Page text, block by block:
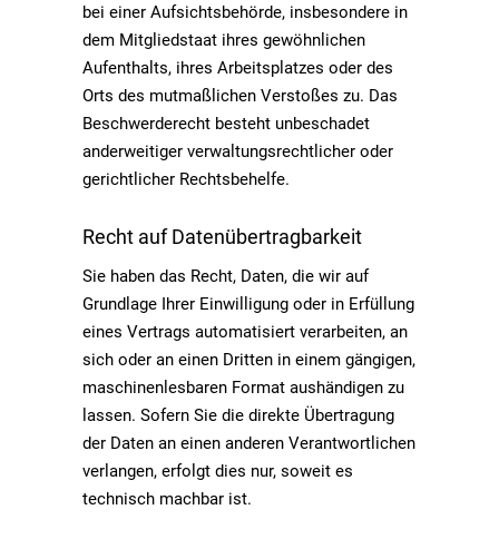
bei einer Aufsichtsbehörde, insbesondere in
dem Mitgliedstaat ihres gewöhnlichen
Aufenthalts, ihres Arbeitsplatzes oder des
Orts des mutmaßlichen Verstoßes zu. Das
Beschwerderecht besteht unbeschadet
anderweitiger verwaltungsrechtlicher oder
gerichtlicher Rechtsbehelfe.
Recht auf Daten­übertrag­barkeit
Sie haben das Recht, Daten, die wir auf
Grundlage Ihrer Einwilligung oder in Erfüllung
eines Vertrags automatisiert verarbeiten, an
sich oder an einen Dritten in einem gängigen,
maschinenlesbaren Format aushändigen zu
lassen. Sofern Sie die direkte Übertragung
der Daten an einen anderen Verantwortlichen
verlangen, erfolgt dies nur, soweit es
technisch machbar ist.